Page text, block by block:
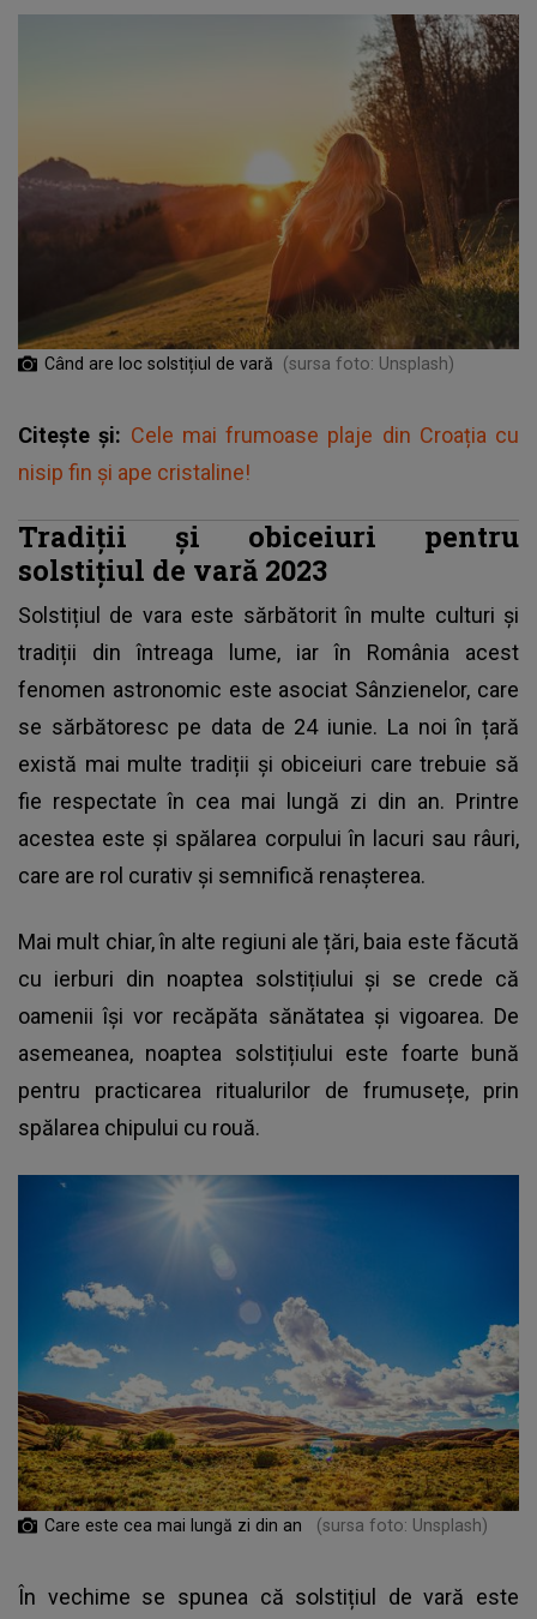
Când are loc solstițiul de vară (sursa foto: Unsplash)
Citește și: Cele mai frumoase plaje din Croația cu
nisip fin și ape cristaline!
Tradiții și obiceiuri pentru
solstițiul de vară 2023
Solstițiul de vara este sărbătorit în multe culturi și
tradiții din întreaga lume, iar în România acest
fenomen astronomic este asociat Sânzienelor, care
se sărbătoresc pe data de 24 iunie. La noi în țară
există mai multe tradiții și obiceiuri care trebuie să
fie respectate în cea mai lungă zi din an. Printre
acestea este și spălarea corpului în lacuri sau râuri,
care are rol curativ și semnifică renașterea.
Mai mult chiar, în alte regiuni ale țări, baia este făcută
cu ierburi din noaptea solstițiului și se crede că
oamenii își vor recăpăta sănătatea și vigoarea. De
asemeanea, noaptea solstițiului este foarte bună
pentru practicarea ritualurilor de frumusețe, prin
spălarea chipului cu rouă.
Care este cea mai lungă zi din an (sursa foto: Unsplash)
În vechime se spunea că solstițiul de vară este